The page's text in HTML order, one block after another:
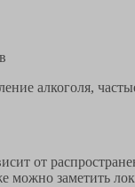
алкоголя,
от
можно заметить